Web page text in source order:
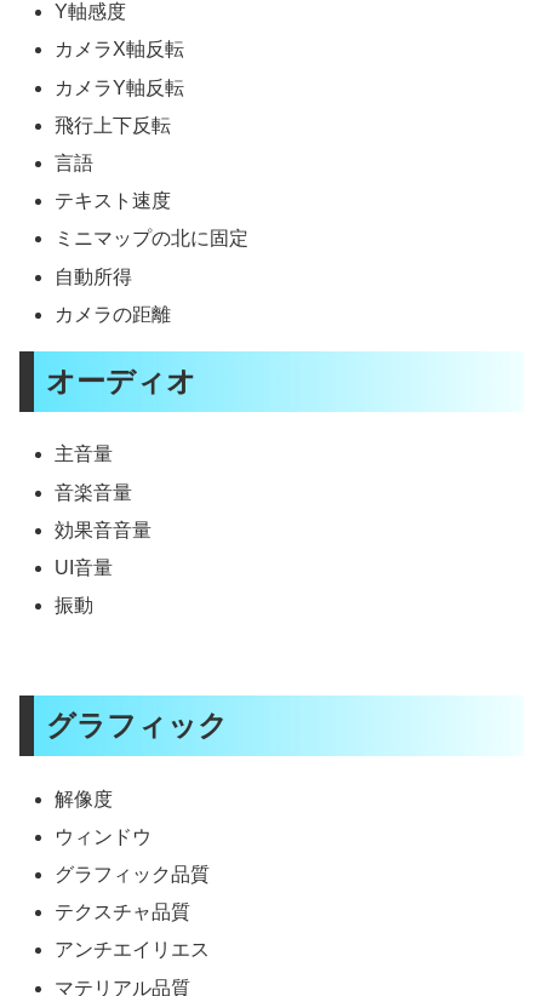
Y軸感度
カメラX軸反転
カメラY軸反転
飛行上下反転
言語
テキスト速度
ミニマップの北に固定
自動所得
カメラの距離
オーディオ
主音量
音楽音量
効果音音量
UI音量
振動
グラフィック
解像度
ウィンドウ
グラフィック品質
テクスチャ品質
アンチエイリエス
マテリアル品質